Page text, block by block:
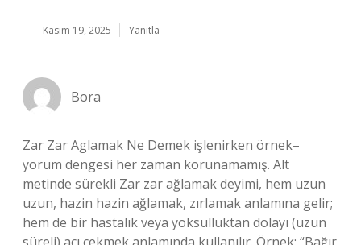
Kasım 19, 2025 Yanıtla
Bora
Zar Zar Aglamak Ne Demek işlenirken örnek–
yorum dengesi her zaman korunamamış. Alt
metinde sürekli Zar zar ağlamak deyimi, hem uzun
uzun, hazin hazin ağlamak, zırlamak anlamına gelir;
hem de bir hastalık veya yoksulluktan dolayı (uzun